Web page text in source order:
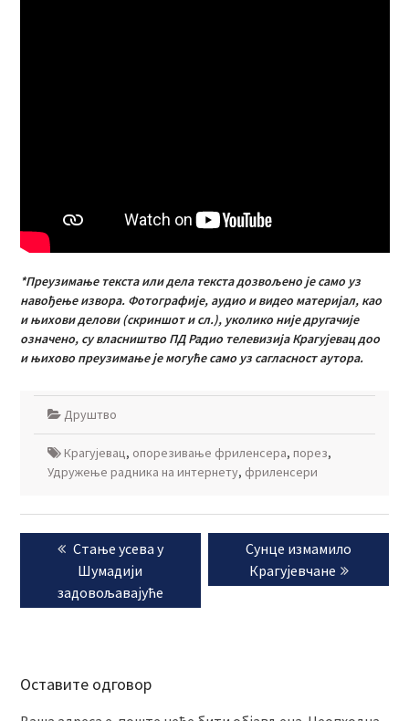
*Преузимање текста или дела текста дозвољено је само уз
навођење извора. Фотографије, аудио и видео материјал, као
и њихови делови (скриншот и сл.), уколико није другачије
означено, су власништво ПД Радио телевизија Крагујевац доо
и њихово преузимање је могуће само уз сагласност аутора.
Друштво
Крагујевац, опорезивање фриленсера, порез,
Удружење радника на интернету, фриленсери
Кретање
чланкаPrevious
post:
Стање усева у
Шумадији
задовољавајуће
Next
post:
Сунце измамило
Крагујевчане
Оставите одговор